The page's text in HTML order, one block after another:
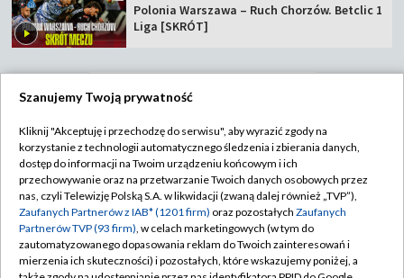
Polonia Warszawa – Ruch Chorzów. Betclic 1
Liga [SKRÓT]
Abonament TVP
Sklep TVP
Biuro Reklamy
Oferta Handlowa
Telegazeta ogłoszenia
Regulamin TVP
Polityka prywatności
Moje zgody
Biuro reklamy
Kontakt
Szanujemy Twoją prywatność
Kliknij "Akceptuję i przechodzę do serwisu", aby wyrazić zgody na
korzystanie z technologii automatycznego śledzenia i zbierania danych,
dostęp do informacji na Twoim urządzeniu końcowym i ich
przechowywanie oraz na przetwarzanie Twoich danych osobowych przez
nas, czyli Telewizję Polską S.A. w likwidacji (zwaną dalej również „TVP”),
Zaufanych Partnerów z IAB* (1201 firm) oraz pozostałych Zaufanych
Partnerów TVP (93 firm), w celach marketingowych (w tym do
zautomatyzowanego dopasowania reklam do Twoich zainteresowań i
mierzenia ich skuteczności) i pozostałych, które wskazujemy poniżej, a